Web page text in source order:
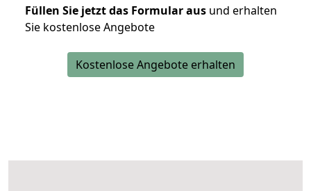
Füllen Sie jetzt das Formular aus und erhalten
Sie kostenlose Angebote
Kostenlose Angebote erhalten